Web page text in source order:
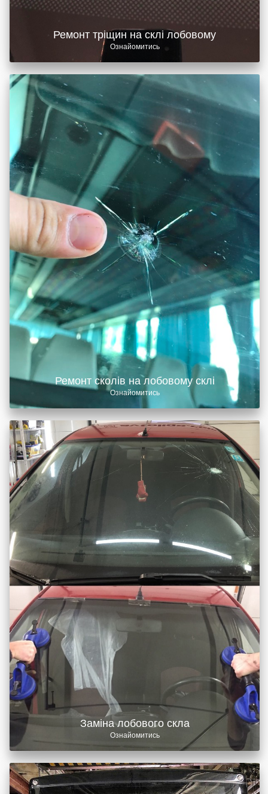
Ремонт тріщин на склі лобовому
Ознайомитись
Ремонт сколів на лобовому склі
Ознайомитись
Заміна лобового скла
Ознайомитись